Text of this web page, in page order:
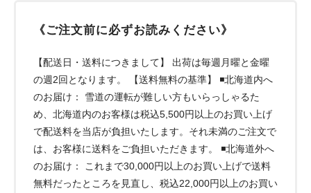
《ご注文前に必ずお読みください》
【配送日・送料につきまして】 出荷は毎週月曜と金曜
の週2回となります。 【送料無料の基準】 ◾️北海道内へ
のお届け： 雪道の運転が難しい方もいらっしゃるた
め、北海道内のお客様は税込5,500円以上のお買い上げ
で配送料を当店が負担いたします。それ未満のご注文で
は、お客様に送料をご負担いただきます。 ◾️北海道外へ
のお届け： これまで30,000円以上のお買い上げで送料
無料だったところを見直し、税込22,000円以上のお買い